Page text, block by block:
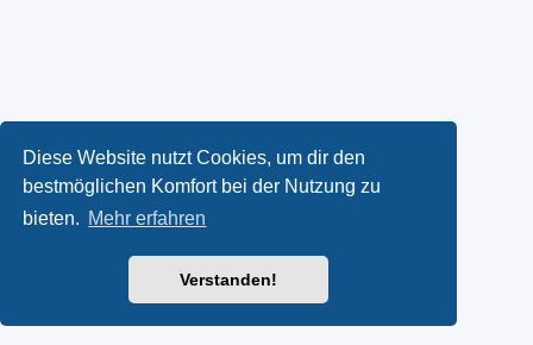
Diese Website nutzt Cookies, um dir den
bestmöglichen Komfort bei der Nutzung zu
bieten. Mehr erfahren
Verstanden!